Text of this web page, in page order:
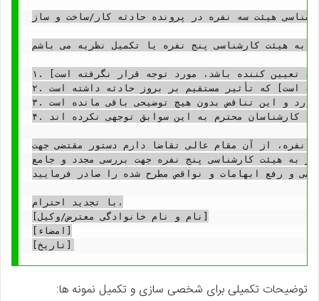
هیئت سه نفره در پرونده حادثه کار/ساخت و ساز
به هیئت کارشناسی پنج نفره یا تکمیل نظریه می باشم:
۱. عدم بازدید جامع از محل حادثه: کارشناسان محترم، با وجود تصریح در قرار کارشناسی، اقدام به بازدید دقیق و جامع از [شرح دقیق محل حادثه، مثلاً: کلیه نقاط کارگاه/تمامی طبقات ساختمان درگیر حادثه] ننموده اند. تصاویر [عکس شماره ...] و اظهارات شهود [نام شهود] که در پرونده موجود است، نشان می دهد که [شرح نقص بازدید، مثلاً: برخی از بخش های حیاتی که می توانست در علت حادثه تعیین کننده باشد، مورد توجه قرار نگرفته است].
۲. نادیده گرفتن استانداردهای ایمنی: نظریه کارشناسی در تعیین میزان قصور/تقصیر، استانداردهای ایمنی [ذکر استاندارد مربوطه، مثلاً: ملی ساختمان مبحث ۱۲] و [ذکر آیین نامه مربوطه، مثلاً: آیین نامه ایمنی کار در ارتفاع] را به درستی لحاظ نکرده است. به عنوان مثال، [شرح موردی که استاندارد رعایت نشده، مثلاً: عدم وجود نرده حفاظتی در زمان حادثه که در گزارش کارفرما ذکر شده، مورد بررسی قرار نگرفته است] که تأثیر مستقیم بر بروز حادثه داشته است.
۳. تناقض با نظر پزشک قانونی/مهندسی: در حالی که نظریه پزشک قانونی/مهندس ناظر در خصوص [موضوع مورد تناقض، مثلاً: شدت جراحات/میزان آسیب وارده به سازه] کاملاً صریح است، نظریه کارشناسی در بخش [ذکر بخش مربوطه] با آن در تناقض آشکار قرار دارد و این تناقض بدون هیچ توضیحی باقی مانده است.
۴. عدم بررسی سوابق مشابه: در پرونده های مشابه و در همین کارگاه/پروژه، سوابق [ذکر سابقه، مثلاً: نقص فنی در دستگاه/عدم آموزش نیروی کار] وجود داشته که می توانست در تشخیص علت حادثه فعلی مؤثر باشد، اما کارشناسان محترم به این سوابق توجهی نکرده اند.
نفره، از آن مقام عالی تقاضا دارم دستور مقتضی جهت:
به هیئت کارشناسی پنج نفره جهت بررسی مجدد و جامع.
و رفع ابهامات و نواقص مطرح شده را صادر فرمایید.
با تجدید احترام،
[نام و نام خانوادگی معترض/وکیل]
[امضاء]
توضیحات تکمیلی برای شخصی سازی و تکمیل نمونه ها: